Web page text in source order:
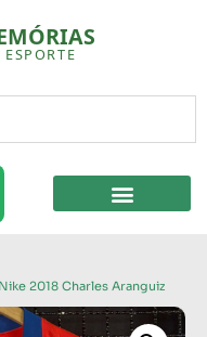
2018 Charles Aranguiz